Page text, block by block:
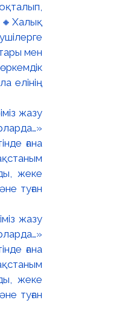
🔸Халық
мен
елінің
жазу
ғана
жеке
туған